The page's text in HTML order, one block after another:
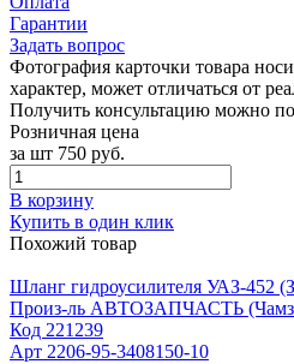
Гарантии
Задать вопрос
Фотография карточки товара
характер, может отличаться от
Получить консультацию можно
Розничная цена
за шт 750 руб.
В корзину
Купить в один клик
Похожий товар
Шланг гидроусилителя УАЗ-452
Произ-ль АВТОЗАПЧАСТЬ
Код 221239
Арт 2206-95-3408150-10